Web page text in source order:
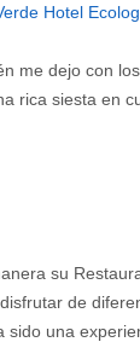
me dejo con
rica siesta en
su
de
sido una